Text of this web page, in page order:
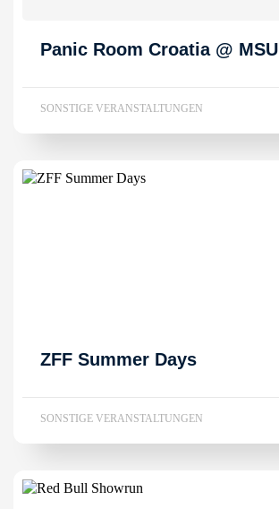
Panic Room Croatia @ MSU
SONSTIGE VERANSTALTUNGEN
ZFF Summer Days
SONSTIGE VERANSTALTUNGEN